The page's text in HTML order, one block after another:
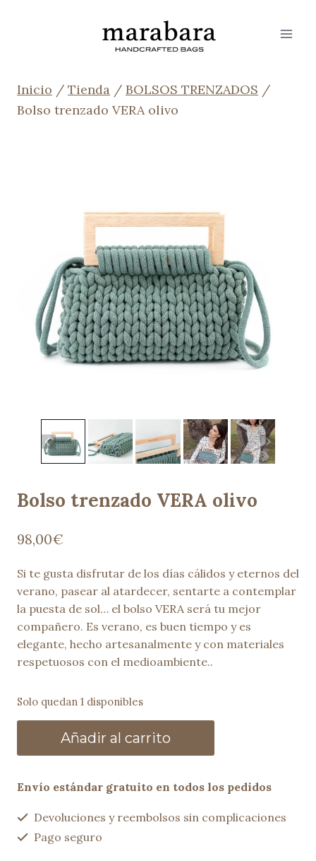
Inicio / Tienda / BOLSOS TRENZADOS /
Bolso trenzado VERA olivo
Bolso trenzado VERA olivo
98,00€
Si te gusta disfrutar de los días cálidos y eternos del
verano, pasear al atardecer, sentarte a contemplar
la puesta de sol… el bolso VERA será tu mejor
compañero. Es verano, es buen tiempo y es
elegante, hecho artesanalmente y con materiales
respetuosos con el medioambiente..
Solo quedan 1 disponibles
trenzado
olivo
Añadir al carrito
Envío estándar gratuito en todos los pedidos
Devoluciones y reembolsos sin complicaciones
Pago seguro